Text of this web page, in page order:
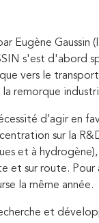
Eugène Gaussin
s'est d'abord
vers le
remorque
d’agir en
sur la
et à
et sur route. Pour
la même année.
et